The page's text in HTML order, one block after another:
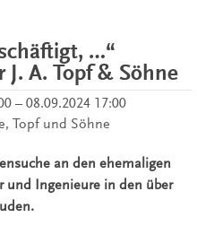
…“
A. Topf & Söhne
– 08.09.2024 17:00
Topf und Söhne
an den ehemaligen
und Ingenieure in den über